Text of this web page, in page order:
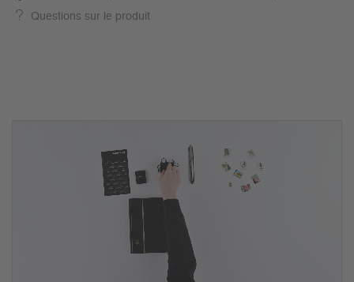
Questions sur le produit